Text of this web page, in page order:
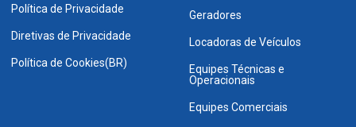
Política de Privacidade
Diretivas de Privacidade
Política de Cookies(BR)
Geradores
Locadoras de Veículos
Equipes Técnicas e
Operacionais
Equipes Comerciais